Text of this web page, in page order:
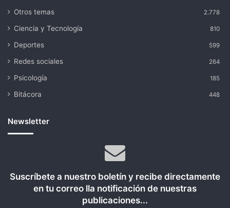
Otros temas 2.778
Ciencia y Tecnología 810
Deportes 599
Redes sociales 264
Psicología 185
Bitácora 448
Newsletter
Suscríbete a nuestro boletín y recibe directamente
en tu correo lla notificación de nuestras
publicaciones...